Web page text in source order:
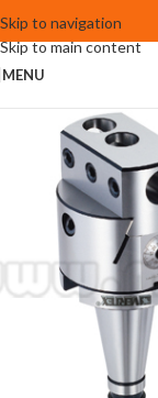
Skip to navigation
Skip to main content
MENU